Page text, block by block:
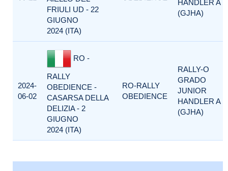
FRIULI UD - 22
GIUGNO
2024 (ITA)
HANDLER A
(GJHA)
2024-
06-02
RO -
RALLY
OBEDIENCE -
CASARSA DELLA
DELIZIA - 2
GIUGNO
2024 (ITA)
RO-RALLY
OBEDIENCE
RALLY-O
GRADO
JUNIOR
HANDLER A
(GJHA)